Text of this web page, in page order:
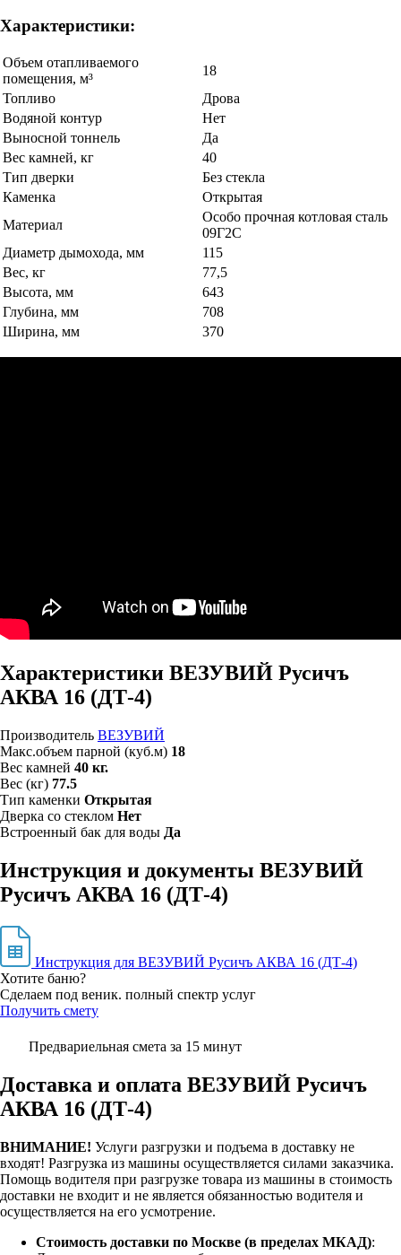
Характеристики:
Объем отапливаемого
помещения, м³
18
Топливо
Дрова
Водяной контур
Нет
Выносной тоннель
Да
Вес камней, кг
40
Тип дверки
Без стекла
Каменка
Открытая
Материал
Особо прочная котловая сталь
09Г2С
Диаметр дымохода, мм
115
Вес, кг
77,5
Высота, мм
643
Глубина, мм
708
Ширина, мм
370
Характеристики ВЕЗУВИЙ Русичъ
АКВА 16 (ДТ-4)
Производитель ВЕЗУВИЙ
Макс.объем парной (куб.м) 18
Вес камней 40 кг.
Вес (кг) 77.5
Тип каменки Открытая
Дверка со стеклом Нет
Встроенный бак для воды Да
Инструкция и документы ВЕЗУВИЙ
Русичъ АКВА 16 (ДТ-4)
Инструкция для ВЕЗУВИЙ Русичъ АКВА 16 (ДТ-4)
Хотите баню?
Сделаем под веник. полный спектр услуг
Получить смету
Предвариельная смета за 15 минут
Доставка и оплата ВЕЗУВИЙ Русичъ
АКВА 16 (ДТ-4)
ВНИМАНИЕ! Услуги разгрузки и подъема в доставку не
входят! Разгрузка из машины осуществляется силами заказчика.
Помощь водителя при разгрузке товара из машины в стоимость
доставки не входит и не является обязанностью водителя и
осуществляется на его усмотрение.
Стоимость доставки по Москве (в пределах МКАД):